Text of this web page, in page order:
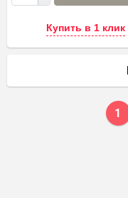
Купить в 1 клик
1